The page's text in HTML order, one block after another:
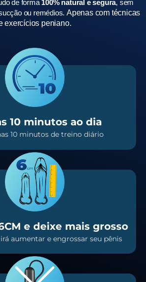
de forma 100% natural e segura, sem
ou remédios.Apenas com técnicas
exercícios peniano.
10 minutos ao dia
10 minutos de treino diário
e deixe mais grosso
aumentar e engrossar seu pênis